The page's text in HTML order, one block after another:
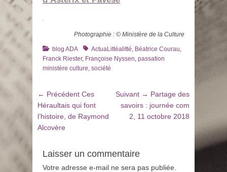
Photographie : © Ministère de la Culture
Catégories
blog ADA TagsActuaLittéalitté, Béatrice Courau,
Franck Riester, Françoise Nyssen, passation
ministère culture, société
Navigation
de
l’article
← Précédent Article
précédent
:
Ces
Héraultais qui font
l’histoire, de Raymond
Alcovère
Suivant → Article
suivant
:
Partage des
savoirs : journée com
2, 11 octobre 2018
Laisser un commentaire
Votre adresse e-mail ne sera pas publiée.